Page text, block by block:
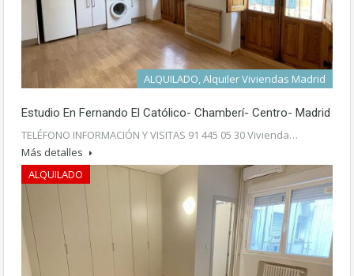
ALQUILADO, Alquiler Viviendas Madrid
Estudio En Fernando El Católico- Chamberí- Centro- Madrid
TELÉFONO INFORMACIÓN Y VISITAS 91 445 05 30 Vivienda…
Más detalles
ALQUILADO